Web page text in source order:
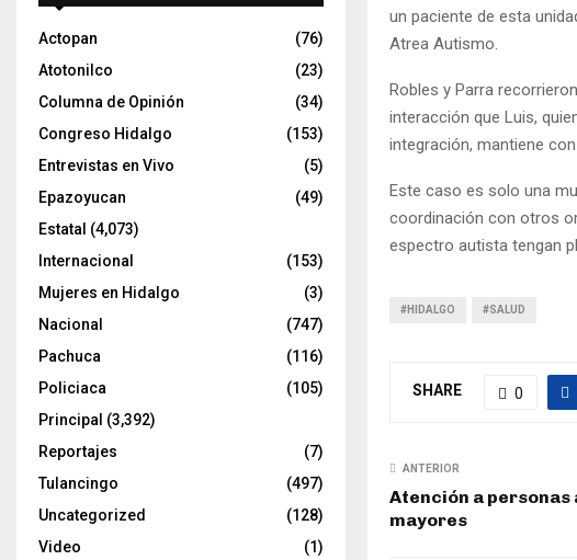
un paciente de esta
Atrea Autismo.
Robles y Parra
interacción que Luis,
integración, mantiene
Este caso es solo una
coordinación con otros
espectro autista tengan
#HIDALGO #SALUD
SHARE 0
ANTERIOR
Atención a personas
mayores
Actopan
(76)
Atotonilco
(23)
Columna de Opinión
(34)
Congreso Hidalgo
(153)
Entrevistas en Vivo
(5)
Epazoyucan
(49)
Estatal (4,073)
Internacional
(153)
Mujeres en Hidalgo
(3)
Nacional
(747)
Pachuca
(116)
Policiaca
(105)
Principal (3,392)
Reportajes
(7)
Tulancingo
(497)
Uncategorized
(128)
Video
(1)